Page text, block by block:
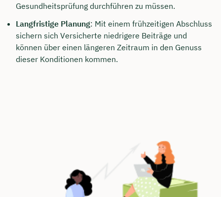
Gesundheitsprüfung durchführen zu müssen.
Langfristige Planung: Mit einem frühzeitigen Abschluss
sichern sich Versicherte niedrigere Beiträge und
können über einen längeren Zeitraum in den Genuss
dieser Konditionen kommen.